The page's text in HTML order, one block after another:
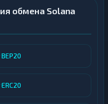
обмена Solana